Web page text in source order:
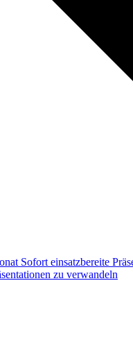
Sofort einsatzbereite
zu verwandeln